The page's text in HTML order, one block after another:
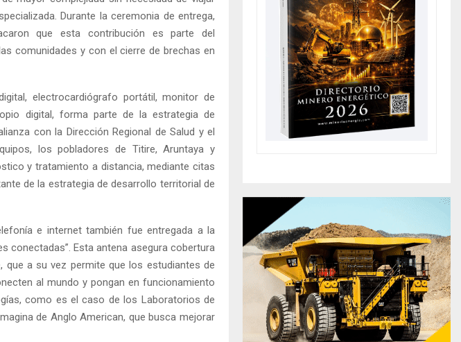
Durante la ceremonia de entrega,
que esta contribución es parte del
comunidades y con el cierre de brechas en
electrocardiógrafo portátil, monitor de
digital, forma parte de la estrategia de
con la Dirección Regional de Salud y el
los pobladores de Titire, Aruntaya y
y tratamiento a distancia, mediante citas
de la estrategia de desarrollo territorial de
e internet también fue entregada a la
conectadas”. Esta antena asegura cobertura
a su vez permite que los estudiantes de
al mundo y pongan en funcionamiento
como es el caso de los Laboratorios de
de Anglo American, que busca mejorar